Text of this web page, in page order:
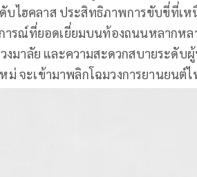
ดับไฮคลาส ประสิทธิภาพการขับขี่ที่เ
ารณ์ที่ยอดเยี่ยมบนท้องถนนหลากหล
มาลัย และความสะดวกสบายระดับ
ม่ จะเข้ามาพลิกโฉมวงการยานยนต์